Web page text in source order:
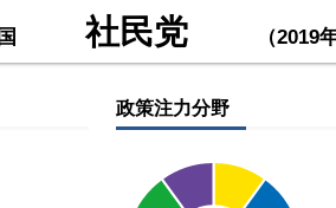
社民党 （2019
政策注力分野